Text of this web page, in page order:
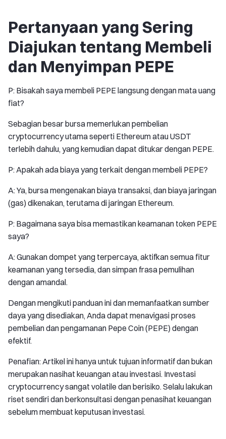
Pertanyaan yang Sering
Diajukan tentang Membeli
dan Menyimpan PEPE
P: Bisakah saya membeli PEPE langsung dengan mata uang
fiat?
Sebagian besar bursa memerlukan pembelian
cryptocurrency utama seperti Ethereum atau USDT
terlebih dahulu, yang kemudian dapat ditukar dengan PEPE.
P: Apakah ada biaya yang terkait dengan membeli PEPE?
A: Ya, bursa mengenakan biaya transaksi, dan biaya jaringan
(gas) dikenakan, terutama di jaringan Ethereum.
P: Bagaimana saya bisa memastikan keamanan token PEPE
saya?
A: Gunakan dompet yang terpercaya, aktifkan semua fitur
keamanan yang tersedia, dan simpan frasa pemulihan
dengan amandal.
Dengan mengikuti panduan ini dan memanfaatkan sumber
daya yang disediakan, Anda dapat menavigasi proses
pembelian dan pengamanan Pepe Coin (PEPE) dengan
efektif.
Penafian: Artikel ini hanya untuk tujuan informatif dan bukan
merupakan nasihat keuangan atau investasi. Investasi
cryptocurrency sangat volatile dan berisiko. Selalu lakukan
riset sendiri dan berkonsultasi dengan penasihat keuangan
sebelum membuat keputusan investasi.